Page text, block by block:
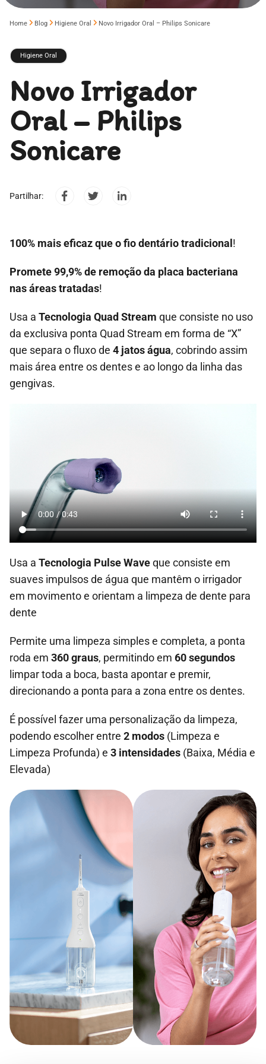
Home Blog Higiene Oral Novo Irrigador Oral – Philips Sonicare
Higiene Oral
Novo Irrigador
Oral – Philips
Sonicare
Partilhar:
100% mais eficaz que o fio dentário tradicional !
Promete 99,9% de remoção da placa bacteriana
nas áreas tratadas!
Usa a Tecnologia Quad Stream que consiste no uso
da exclusiva ponta Quad Stream em forma de “X”
que separa o fluxo de 4 jatos água, cobrindo assim
mais área entre os dentes e ao longo da linha das
gengivas.
Usa a Tecnologia Pulse Waveque consiste em
suaves impulsos de água que mantêm o irrigador
em movimento e orientam a limpeza de dente para
dente
Permite uma limpeza simples e completa, a ponta
roda em 360 graus, permitindo em 60 segundos
limpar toda a boca, basta apontar e premir,
direcionando a ponta para a zona entre os dentes.
É possível fazer uma personalização da limpeza,
podendo escolher entre 2 modos (Limpeza e
Limpeza Profunda) e 3 intensidades (Baixa, Média e
Elevada)